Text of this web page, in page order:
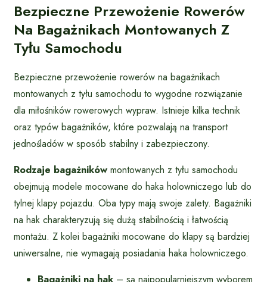
Bezpieczne Przewożenie Rowerów
Na Bagażnikach Montowanych Z
Tyłu Samochodu
Bezpieczne przewożenie rowerów na bagażnikach
montowanych z tyłu samochodu to wygodne rozwiązanie
dla miłośników rowerowych wypraw. Istnieje kilka technik
oraz typów bagażników, które pozwalają na transport
jednośladów w sposób stabilny i zabezpieczony.
Rodzaje bagażników montowanych z tyłu samochodu
obejmują modele mocowane do haka holowniczego lub do
tylnej klapy pojazdu. Oba typy mają swoje zalety. Bagażniki
na hak charakteryzują się dużą stabilnością i łatwością
montażu. Z kolei bagażniki mocowane do klapy są bardziej
uniwersalne, nie wymagają posiadania haka holowniczego.